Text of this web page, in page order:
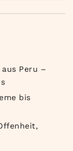
Peru –
bis